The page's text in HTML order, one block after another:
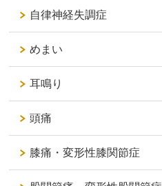
自律神経失調症
めまい
耳鳴り
頭痛
膝痛・変形性膝関節症